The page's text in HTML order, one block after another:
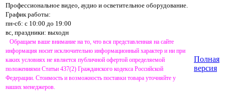
Профессиональное видео, аудио и осветительное оборудование.
График работы:
пн-сб: с 10:00 до 19:00
вс, праздники: выходн
Обращаем ваше внимание на то, что вся представленная на сайте
информация носит исключительно информационный характер и ни при
каких условиях не является публичной офертой определяемой
положениями Статьи 437(2) Гражданского кодекса Российской
Федерации. Стоимость и возможность поставки товара уточняйте у
наших менеджеров.
Полная
версия